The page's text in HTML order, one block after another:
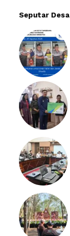
Seputar Desa